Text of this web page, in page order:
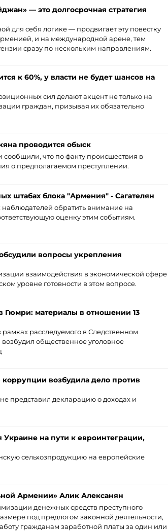
— это долгосрочная стратегия
для себя логике — продвигает эту повестку
и на международной арене, тем
сразу по нескольким направлениям.
к 60%, у власти не будет шансов на
сил делают акцент не только на
граждан, призывая их обязательно
проводится обыск
что по факту происшествия в
о предполагаемом преступлении.
штабах блока "Армения" - Сагателян
обратить внимание на
оценку этим событиям.
вопросы укрепления
взаимодействия в экономической сфере
уровне готовности в этом вопросе.
Гюмри: материалы в отношении 13
рамках расследуемого в Следственном
возбудил общественное уголовное
возбудила дело против
представил декларацию о доходах и
на пути к евроинтеграции,
сельхозпродукцию на европейские
Армении» Алик Алексанян
денежных средств преступного
под предлогом законной деятельности,
гражданам заработной платы за один или